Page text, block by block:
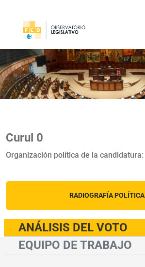
Curul 0
Organización política de la candidatura:
RADIOGRAFÍA POLÍTICA
ANÁLISIS DEL VOTO
EQUIPO DE TRABAJO